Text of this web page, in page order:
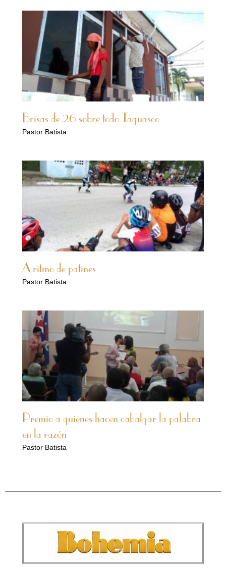
Brisas de 26 sobre todo Taguasco
Pastor Batista
A ritmo de patines
Pastor Batista
Premio a quienes hacen cabalgar la palabra
en la razón
Pastor Batista